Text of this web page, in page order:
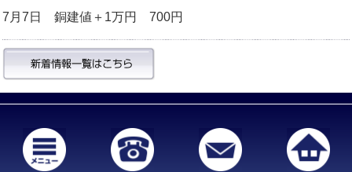
7月7日 銅建値＋1万円 700円